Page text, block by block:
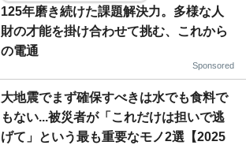
125年磨き続けた課題解決力。多様な人
財の才能を掛け合わせて挑む、これから
の電通
Sponsored
大地震でまず確保すべきは水でも食料で
もない...被災者が「これだけは担いで逃
げて」という最も重要なモノ2選【2025